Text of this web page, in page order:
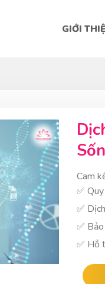
GIỚI
Cam
✅
✅
✅
✅ Hỗ